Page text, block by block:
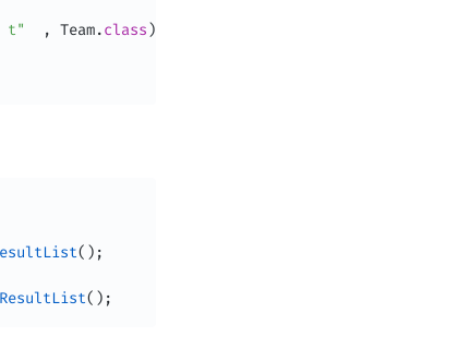
t" , Team.class )
( ) ;
( ) ;